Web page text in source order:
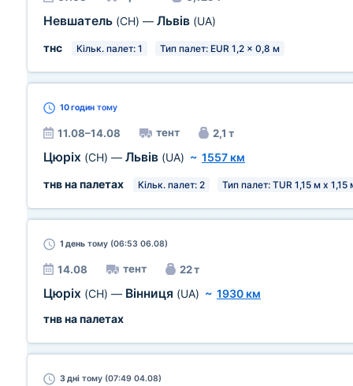
Невшатель (CH) — Львів (UA)
тнс
Кільк. палет: 1 Тип палет: EUR 1,2 x 0,8 м
10 годин тому
11.08–14.08 тент 2,1 т
Цюріх (CH) — Львів (UA) ~ 1557 км
тнв на палетах
Кільк. палет: 2 Тип палет: TUR 1,15 м х 1,15
1 день тому (06:53 06.08)
14.08 тент 22 т
Цюріх (CH) — Вінниця (UA) ~ 1930 км
тнв на палетах
3 дні тому (07:49 04.08)